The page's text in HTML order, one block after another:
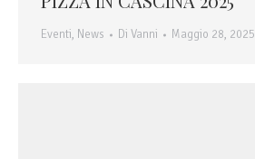
Eventi, News Di Vanni Maggio 28, 2025